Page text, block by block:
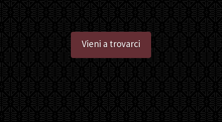
Vieni a trovarci